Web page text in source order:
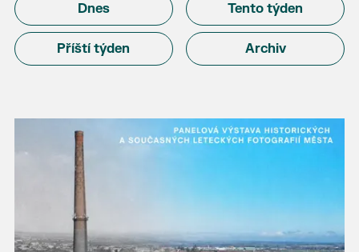
Dnes Tento týden
Příští týden Archiv